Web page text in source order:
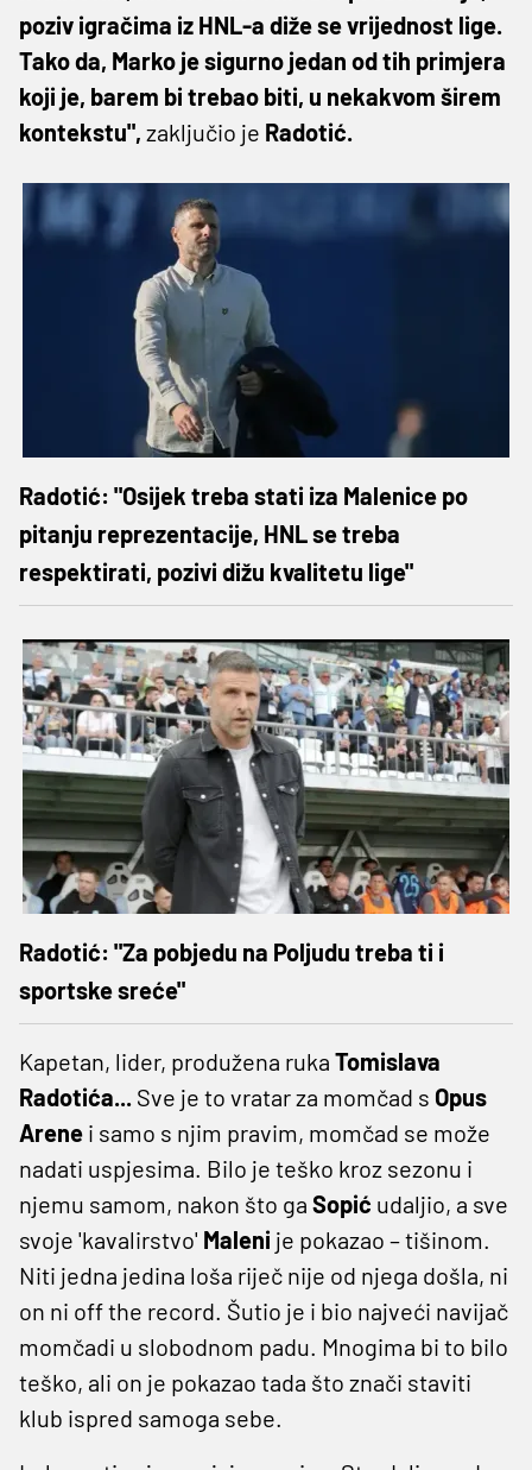
poziv igračima iz HNL-a diže se vrijednost lige.
Tako da, Marko je sigurno jedan od tih primjera
koji je, barem bi trebao biti, u nekakvom širem
kontekstu", zaključio je Radotić.
Radotić: "Osijek treba stati iza Malenice po
pitanju reprezentacije, HNL se treba
respektirati, pozivi dižu kvalitetu lige"
Radotić: "Za pobjedu na Poljudu treba ti i
sportske sreće"
Kapetan, lider, produžena ruka Tomislava
Radotića... Sve je to vratar za momčad s Opus
Arene i samo s njim pravim, momčad se može
nadati uspjesima. Bilo je teško kroz sezonu i
njemu samom, nakon što ga Sopić udaljio, a sve
svoje 'kavalirstvo' Maleni je pokazao – tišinom.
Niti jedna jedina loša riječ nije od njega došla, ni
on ni off the record. Šutio je i bio najveći navijač
momčadi u slobodnom padu. Mnogima bi to bilo
teško, ali on je pokazao tada što znači staviti
klub ispred samoga sebe.